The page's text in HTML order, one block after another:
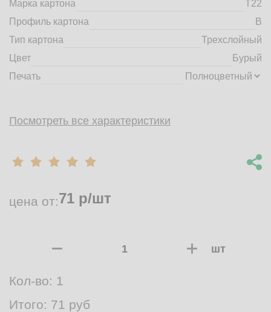
г. Брянск, Белобережская улица, 1А
© 2014 - 2026 | ООО ТД "Брянский картон" Все права защищены,
материалов с сайта строго запрещено.
Марка картона
Т22
Профиль картона
B
Тип картона
Трехслойный
Цвет
Бурый
Печать
Посмотреть все характеристики
цена от:71 р/шт
шт
Кол-во: 1
Итого: 71 руб